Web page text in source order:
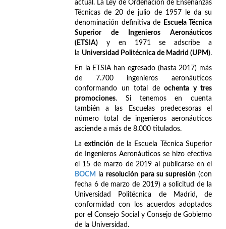
actual. La Ley de Ordenación de Enseñanzas
Técnicas de 20 de julio de 1957 le da su
denominación definitiva de
Escuela Técnica
Superior de Ingenieros Aeronáuticos
(ETSIA) y en 1971 se adscribe a
la Universidad Politécnica de Madrid (UPM).
En la ETSIA han egresado (hasta 2017) más
de 7.700 ingenieros aeronáuticos
conformando un total de ochenta y tres
promociones. Si tenemos en cuenta
también a las Escuelas predecesoras el
número total de ingenieros aeronáuticos
asciende a más de 8.000 titulados.
Laextinción de la Escuela Técnica Superior
de Ingenieros Aeronáuticos se hizo efectiva
el 15 de marzo de 2019 al publicarse en el
BOCM
laresolución para su supresión(con
fecha 6 de marzo de 2019) a solicitud de la
Universidad Politécnica de Madrid, de
conformidad con los acuerdos adoptados
por el Consejo Social y Consejo de Gobierno
de la Universidad.